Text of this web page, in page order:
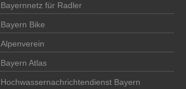
Bayernnetz für Radler
Bayern Bike
Alpenverein
Bayern Atlas
Hochwassernachrichtendienst Bayern